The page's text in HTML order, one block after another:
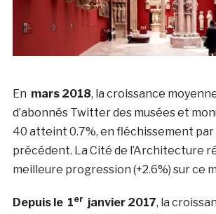
En mars 2018, la croissance
d’abonnés Twitter des musées et
40 atteint 0.7%, en fléchissement
précédent. La Cité de l’Architecture
meilleure progression (+2.6%) sur ce
Depuis le 1er janvier 2017, la